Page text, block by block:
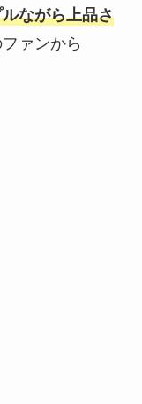
ながら上品さ
ァンから